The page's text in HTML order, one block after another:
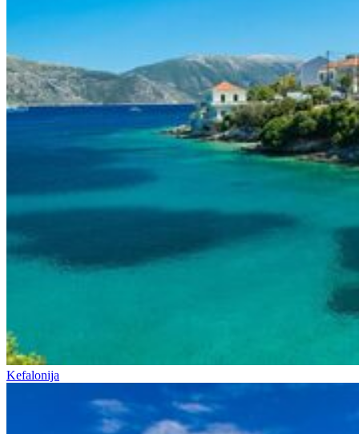
Kefalonija